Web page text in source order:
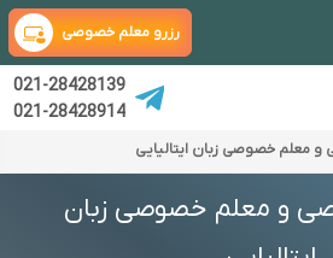
رزرو معلم خصوصی
021-28428139
021-28428914
معلم خصوصی زبان ایتالیایی
و معلم خصوصی زبان